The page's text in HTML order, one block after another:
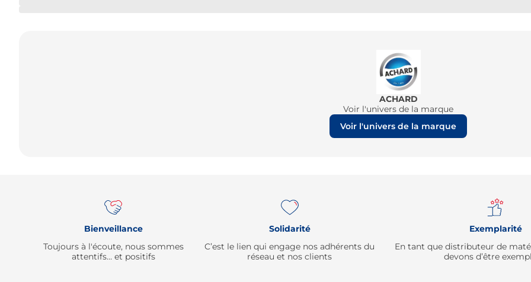
ACHARD
Voir l'univers de la marque
Voir l'univers de la marque
Bienveillance
Toujours à l'écoute, nous sommes
attentifs… et positifs
Solidarité
C’est le lien qui engage nos adhérents du
réseau et nos clients
Exemplarité
En tant que distributeur de
devons d’être